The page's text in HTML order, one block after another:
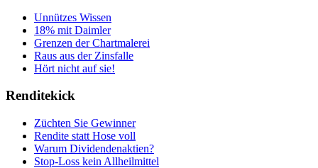
Unnützes Wissen
18% mit Daimler
Grenzen der Chartmalerei
Raus aus der Zinsfalle
Hört nicht auf sie!
Renditekick
Züchten Sie Gewinner
Rendite statt Hose voll
Warum Dividendenaktien?
Stop-Loss kein Allheilmittel